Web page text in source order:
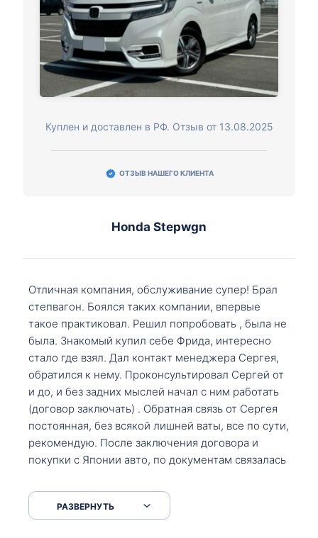
Куплен и доставлен в РФ. Отзыв от 13.08.2025
ОТЗЫВ НАШЕГО КЛИЕНТА
Honda Stepwgn
Отличная компания, обслуживание супер! Брал
степвагон. Боялся таких компании, впервые
такое практиковал. Решил попробовать , была не
была. Знакомый купил себе Фрида, интересно
стало где взял. Дал контакт менеджера Сергея,
обратился к нему. Проконсультировал Сергей от
и до, и без задних мыслей начал с ним работать
(договор заключать) . Обратная связь от Сергея
постоянная, без всякой лишней ваты, все по сути,
рекомендую. После заключения договора и
покупки с Японии авто, по документам связалась
что заполнить, куда зайти, образцы и т.д. После
приехал за авто. Меня тепло встретили Сергей с
РАЗВЕРНУТЬ